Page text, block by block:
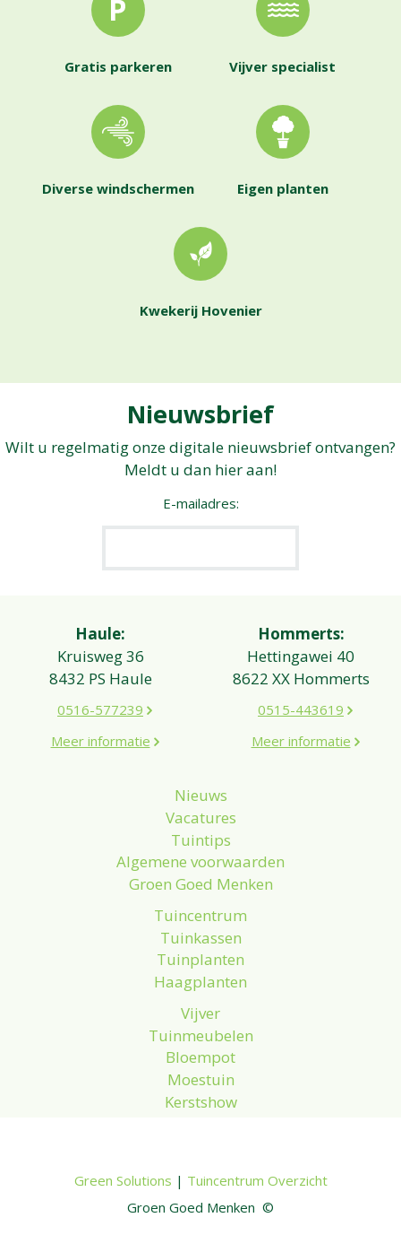
Gratis parkeren Vijver specialist
Diverse windschermen Eigen planten
Kwekerij Hovenier
Nieuwsbrief
Wilt u regelmatig onze digitale nieuwsbrief ontvangen?
Meldt u dan hier aan!
E-mailadres:
Haule:
Kruisweg 36
8432 PS Haule
0516-577239
Meer informatie
Hommerts:
Hettingawei 40
8622 XX Hommerts
0515-443619
Meer informatie
Nieuws
Vacatures
Tuintips
Algemene voorwaarden
Groen Goed Menken
Tuincentrum
Tuinkassen
Tuinplanten
Haagplanten
Vijver
Tuinmeubelen
Bloempot
Moestuin
Kerstshow
Groen Goed Menken ©
Green Solutions | Tuincentrum Overzicht